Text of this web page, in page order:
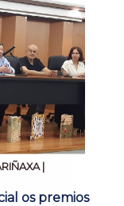
|
os premios